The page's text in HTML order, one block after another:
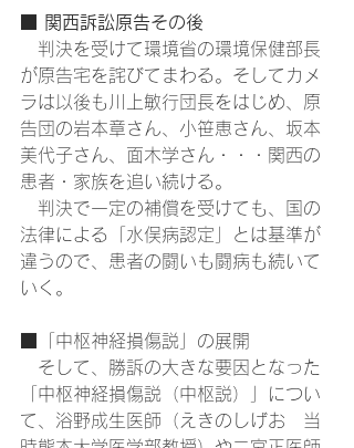
■ 関西訴訟原告その後
判決を受けて環境省の環境保健部長
が原告宅を詫びてまわる。そしてカメ
ラは以後も川上敏行団長をはじめ、原
告団の岩本章さん、小笹恵さん、坂本
美代子さん、面木学さん・・・関西の
患者・家族を追い続ける。
判決で一定の補償を受けても、国の
法律による「水俣病認定」とは基準が
違うので、患者の闘いも闘病も続いて
いく。
■「中枢神経損傷説」の展開
そして、勝訴の大きな要因となった
「中枢神経損傷説（中枢説）」につい
て、浴野成生医師（えきのしげお　当